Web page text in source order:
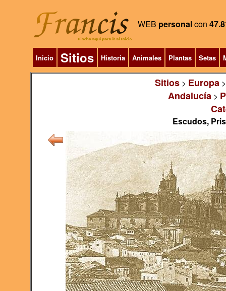
WEB personalcon
Inicio Sitios Historia Animales Plantas Setas
Sitios> Europa
Andalucía >
Escudos,